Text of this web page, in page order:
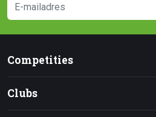
Competities
Clubs